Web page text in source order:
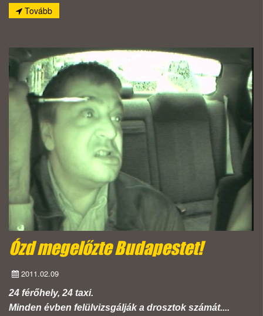
Tovább
Ózd megelőzte Budapestet!
2011.02.09
24 férőhely, 24 taxi.
Minden évben felülvizsgálják a drosztok számát....